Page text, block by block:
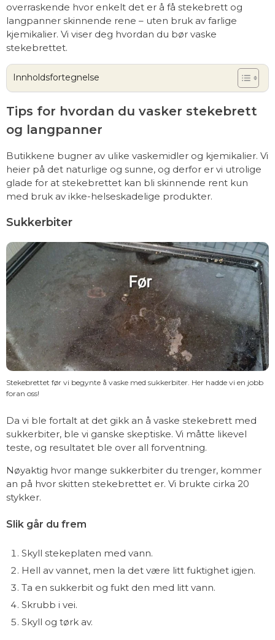
overraskende hvor enkelt det er å få stekebrett og
langpanner skinnende rene – uten bruk av farlige
kjemikalier. Vi viser deg hvordan du bør vaske
stekebrettet.
Innholdsfortegnelse
Tips for hvordan du vasker stekebrett
og langpanner
Butikkene bugner av ulike vaskemidler og kjemikalier. Vi
heier på det naturlige og sunne, og derfor er vi utrolige
glade for at stekebrettet kan bli skinnende rent kun
med bruk av ikke-helseskadelige produkter.
Sukkerbiter
Stekebrettet før vi begynte å vaske med sukkerbiter. Her hadde vi en jobb
foran oss!
Da vi ble fortalt at det gikk an å vaske stekebrett med
sukkerbiter, ble vi ganske skeptiske. Vi måtte likevel
teste, og resultatet ble over all forventning.
Nøyaktig hvor mange sukkerbiter du trenger, kommer
an på hvor skitten stekebrettet er. Vi brukte cirka 20
stykker.
Slik går du frem
Skyll stekeplaten med vann.
Hell av vannet, men la det være litt fuktighet igjen.
Ta en sukkerbit og fukt den med litt vann.
Skrubb i vei.
Skyll og tørk av.